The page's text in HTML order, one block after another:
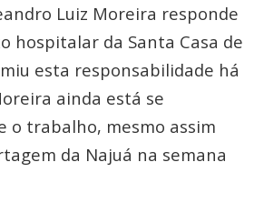
Luiz Moreira responde
hospitalar da Santa Casa de
esta responsabilidade há
ainda está se
o trabalho, mesmo assim
da Najuá na semana